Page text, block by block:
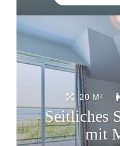
Seitliches
mit
20 M²